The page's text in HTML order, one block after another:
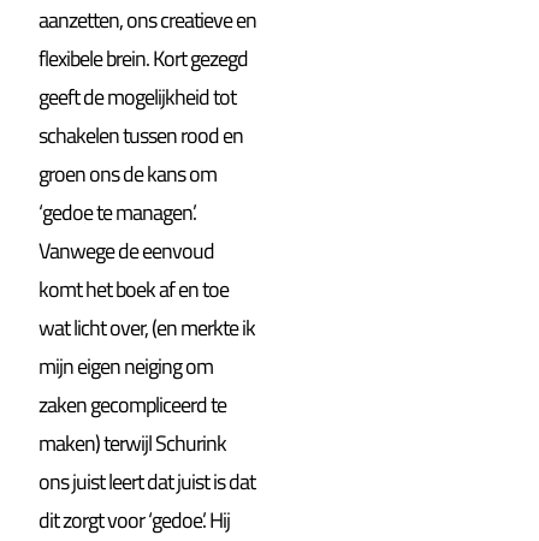
aanzetten, ons creatieve en
flexibele brein. Kort gezegd
geeft de mogelijkheid tot
schakelen tussen rood en
groen ons de kans om
‘gedoe te managen’.
Vanwege de eenvoud
komt het boek af en toe
wat licht over, (en merkte ik
mijn eigen neiging om
zaken gecompliceerd te
maken) terwijl Schurink
ons juist leert dat juist is dat
dit zorgt voor ‘gedoe’. Hij